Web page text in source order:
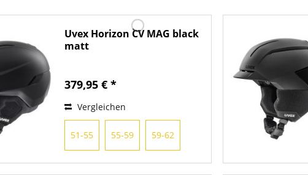
Uvex Horizon CV MAG black
matt
379,95 € *
Vergleichen
51-55 55-59 59-62